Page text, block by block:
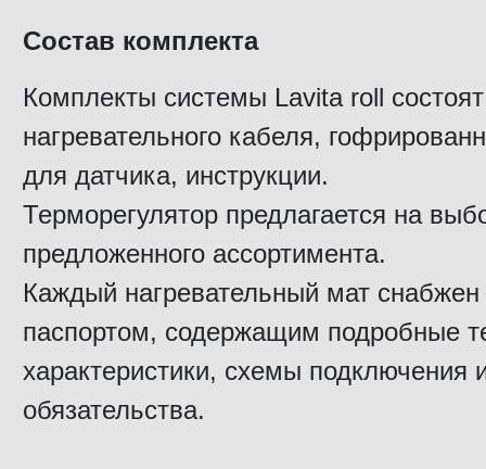
Состав комплекта
Комплекты системы Lavita roll
нагревательного кабеля,
для датчика, инструкции.
Терморегулятор предлагается на
предложенного ассортимента.
Каждый нагревательный мат
паспортом, содержащим подробные
характеристики, схемы подключения
обязательства.